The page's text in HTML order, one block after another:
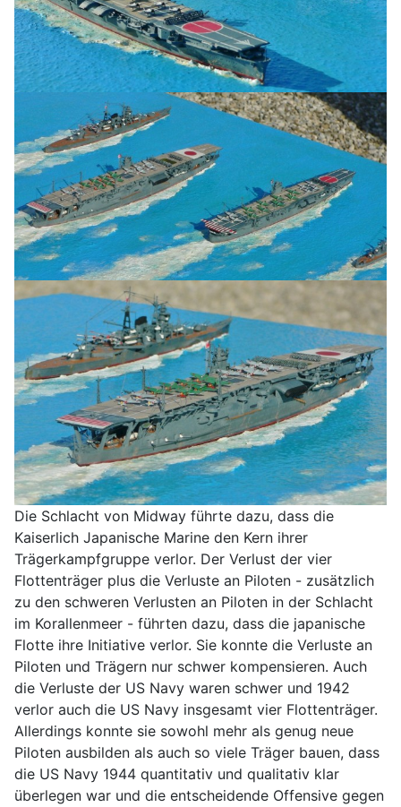
Die Schlacht von Midway führte dazu, dass die
Kaiserlich Japanische Marine den Kern ihrer
Trägerkampfgruppe verlor. Der Verlust der vier
Flottenträger plus die Verluste an Piloten - zusätzlich
zu den schweren Verlusten an Piloten in der Schlacht
im Korallenmeer - führten dazu, dass die japanische
Flotte ihre Initiative verlor. Sie konnte die Verluste an
Piloten und Trägern nur schwer kompensieren. Auch
die Verluste der US Navy waren schwer und 1942
verlor auch die US Navy insgesamt vier Flottenträger.
Allerdings konnte sie sowohl mehr als genug neue
Piloten ausbilden als auch so viele Träger bauen, dass
die US Navy 1944 quantitativ und qualitativ klar
überlegen war und die entscheidende Offensive gegen